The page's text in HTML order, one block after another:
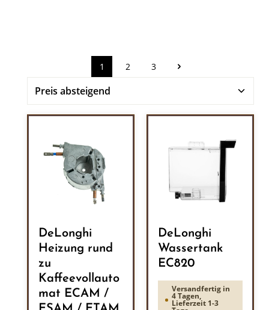
Seite
1 Seite
2 Seite
3
DeLonghi
Heizung rund
zu
Kaffeevollauto
mat ECAM /
DeLonghi
Wassertank
EC820
Versandfertig in
4 Tagen,
Lieferzeit 1-3